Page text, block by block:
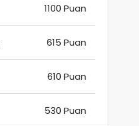
1100 Puan
615 Puan
610 Puan
530 Puan